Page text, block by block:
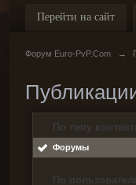
Перейти на сайт
Форум Euro-PvP.Com →
По типу
Форумы
По